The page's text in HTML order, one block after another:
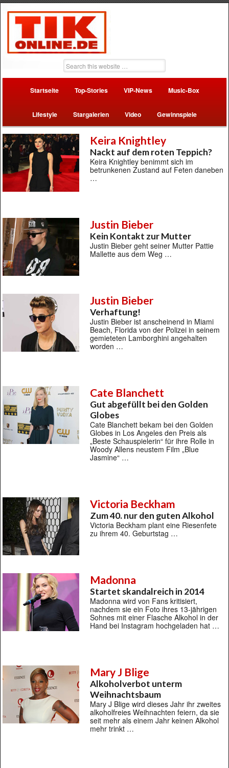
Startseite Top-Stories VIP-News Music-Box
Lifestyle Stargalerien Video Gewinnspiele
Keira Knightley
Nackt auf dem roten Teppich?
Keira Knightley benimmt sich im
betrunkenen Zustand auf Feten daneben
…
Justin Bieber
Kein Kontakt zur Mutter
Justin Bieber geht seiner Mutter Pattie
Mallette aus dem Weg …
Justin Bieber
Verhaftung!
Justin Bieber ist anscheinend in Miami
Beach, Florida von der Polizei in seinem
gemieteten Lamborghini angehalten
worden …
Cate Blanchett
Gut abgefüllt bei den Golden
Globes
Cate Blanchett bekam bei den Golden
Globes in Los Angeles den Preis als
„Beste Schauspielerin“ für ihre Rolle in
Woody Allens neustem Film „Blue
Jasmine“ …
Victoria Beckham
Zum 40. nur den guten Alkohol
Victoria Beckham plant eine Riesenfete
zu ihrem 40. Geburtstag …
Madonna
Startet skandalreich in 2014
Madonna wird von Fans kritisiert,
nachdem sie ein Foto ihres 13-jährigen
Sohnes mit einer Flasche Alkohol in der
Hand bei Instagram hochgeladen hat …
Mary J Blige
Alkoholverbot unterm
Weihnachtsbaum
Mary J Blige wird dieses Jahr ihr zweites
alkoholfreies Weihnachten feiern, da sie
seit mehr als einem Jahr keinen Alkohol
mehr trinkt …